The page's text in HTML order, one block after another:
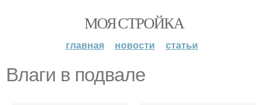
МОЯ СТРОЙКА
главная новости статьи
Влаги в подвале